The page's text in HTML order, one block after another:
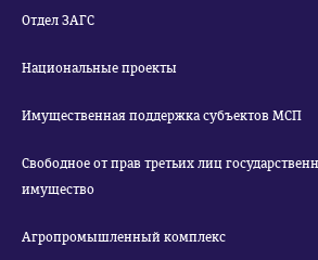
Отдел ЗАГС
Национальные проекты
Имущественная поддержка субъектов МСП
Свободное от прав третьих лиц
имущество
Агропромышленный комплекс